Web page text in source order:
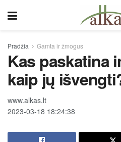
Pradžia Gamta ir žmogus
Kas paskatina
kaip jų
www.alkas.lt
2023-03-18 18:24:38